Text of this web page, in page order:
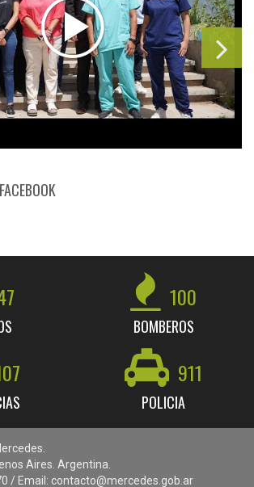
100
BOMBEROS
911
POLICIA
Aires. Argentina.
/ Email: contacto@mercedes.gob.ar